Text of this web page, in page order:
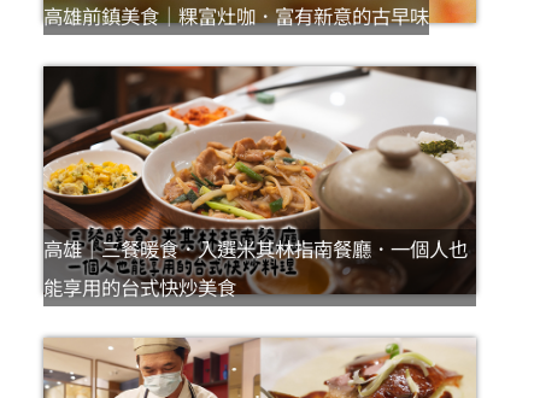
高雄前鎮美食｜粿富灶咖．富有新意的古早味
高雄｜三餐暖食．入選米其林指南餐廳．一個人也
能享用的台式快炒美食